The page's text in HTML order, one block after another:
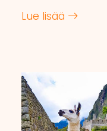
Lue lisää